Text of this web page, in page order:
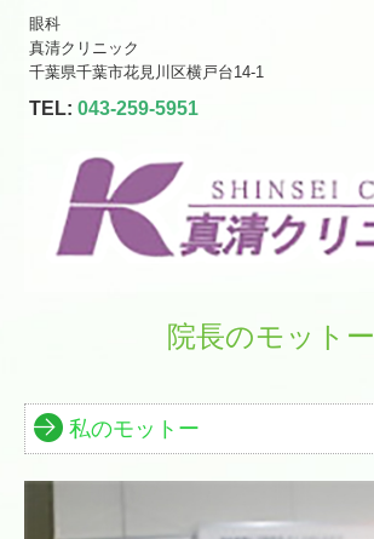
ホーム
クリニックのご案内
初診の方へ
院長のモットー
眼科
真清クリニック
千葉県千葉市花見川区横戸台14-1
TEL:043-259-5951
院長のモットー
私のモットー